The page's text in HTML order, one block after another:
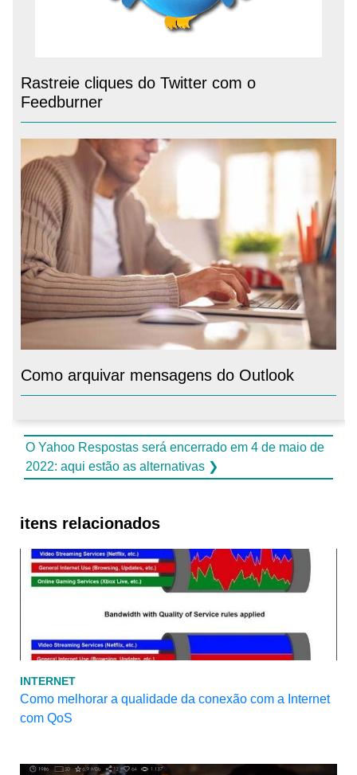
Rastreie cliques do Twitter com o
Feedburner
Como arquivar mensagens do Outlook
O Yahoo Respostas será encerrado em 4 de maio de
2022: aqui estão as alternativas ❯
itens relacionados
INTERNET
Como melhorar a qualidade da conexão com a Internet
com QoS